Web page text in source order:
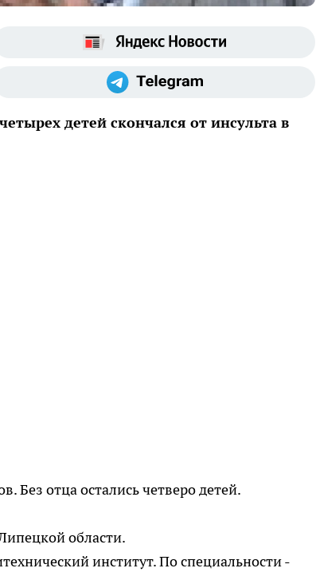
детей скончался от инсульта в
Без отца остались четверо детей.
области.
институт. По специальности -